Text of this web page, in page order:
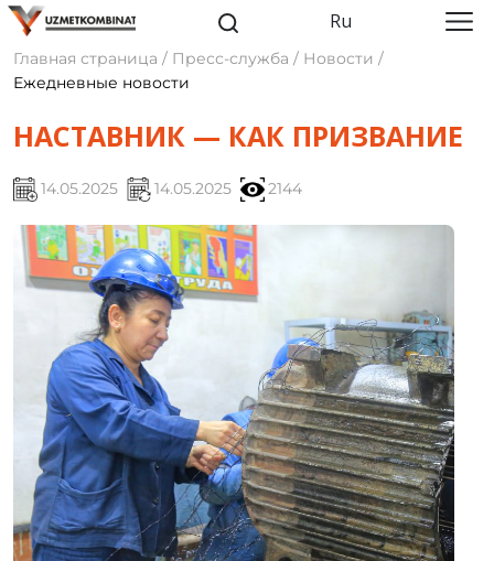
Ru
Главная страница / Пресс-служба / Новости /
Ежедневные новости
НАСТАВНИК — КАК ПРИЗВАНИЕ
14.05.2025 14.05.2025 2144